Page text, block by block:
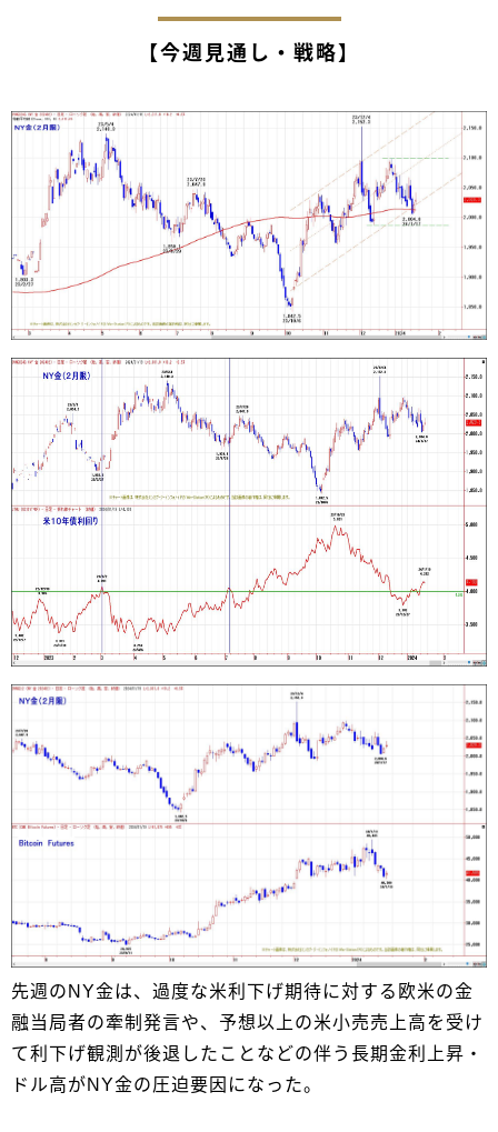
【今週見通し・戦略】
先週のNY金は、過度な米利下げ期待に対する欧米の金
融当局者の牽制発言や、予想以上の米小売売上高を受け
て利下げ観測が後退したことなどの伴う長期金利上昇・
ドル高がNY金の圧迫要因になった。